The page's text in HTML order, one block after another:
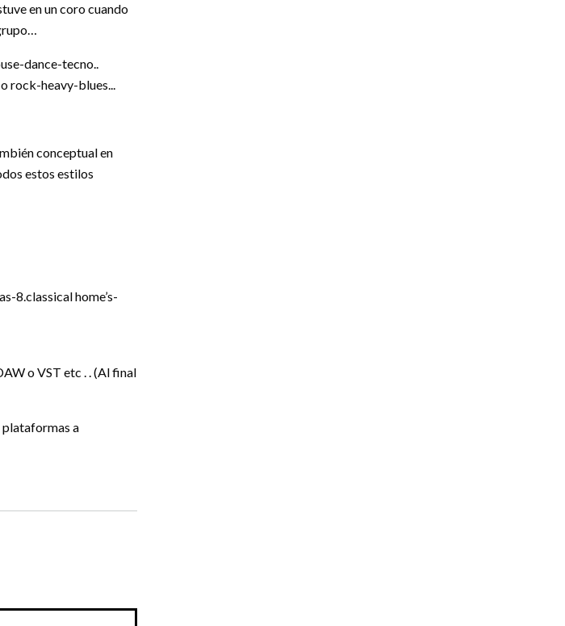
en un coro cuando
dance-tecno..
rock-heavy-blues...
conceptual en
estos estilos
8.classical home’s-
o VST etc . . (Al final
a